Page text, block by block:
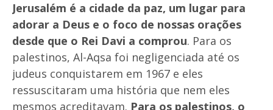
Jerusalém é a cidade da paz, um lugar para
adorar a Deus e o foco de nossas orações
desde que o Rei Davi a comprou. Para os
palestinos, Al-Aqsa foi negligenciada até os
judeus conquistarem em 1967 e eles
ressuscitaram uma história que nem eles
mesmos acreditavam. Para os palestinos, o